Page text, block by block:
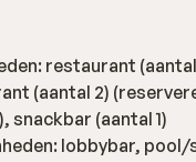
restaurant
(aantal 2)
snackbar (aantal 1)
lobbybar, pool/